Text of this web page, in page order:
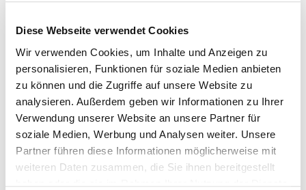
Diese Webseite verwendet Cookies
Wir verwenden Cookies, um Inhalte und Anzeigen zu
personalisieren, Funktionen für soziale Medien anbieten
zu können und die Zugriffe auf unsere Website zu
analysieren. Außerdem geben wir Informationen zu Ihrer
Verwendung unserer Website an unsere Partner für
soziale Medien, Werbung und Analysen weiter. Unsere
Partner führen diese Informationen möglicherweise mit
weiteren Daten zusammen, die Sie ihnen bereitgestellt
Kompetente Beratung 04504 8009 0
Individuell
Spezialmischungen schon ab 1.5 t
Melden Sie sich jetzt für unseren Newsletter an
Erhalten Sie aktuelle Informationen zu unseren